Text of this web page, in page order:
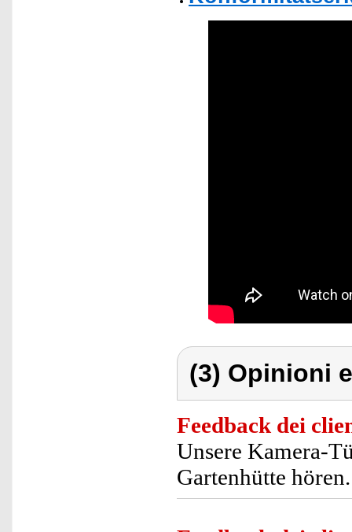
(3) Opinioni
Feedback dei
Unsere Kamera-
Gartenhütte hören.